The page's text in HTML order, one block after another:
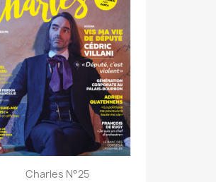
Charles N°25